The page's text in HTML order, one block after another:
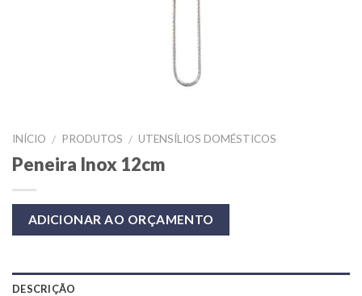
INÍCIO / PRODUTOS / UTENSÍLIOS DOMÉSTICOS
Peneira Inox 12cm
ADICIONAR AO ORÇAMENTO
DESCRIÇÃO